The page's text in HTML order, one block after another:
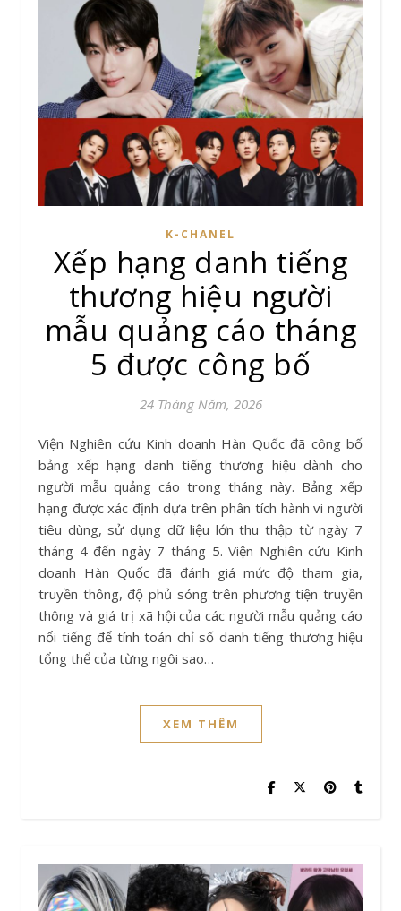
K-CHANEL
Xếp hạng danh tiếng
thương hiệu người
mẫu quảng cáo tháng
5 được công bố
24 Tháng Năm, 2026
Viện Nghiên cứu Kinh doanh Hàn Quốc đã công bố
bảng xếp hạng danh tiếng thương hiệu dành cho
người mẫu quảng cáo trong tháng này. Bảng xếp
hạng được xác định dựa trên phân tích hành vi người
tiêu dùng, sử dụng dữ liệu lớn thu thập từ ngày 7
tháng 4 đến ngày 7 tháng 5. Viện Nghiên cứu Kinh
doanh Hàn Quốc đã đánh giá mức độ tham gia,
truyền thông, độ phủ sóng trên phương tiện truyền
thông và giá trị xã hội của các người mẫu quảng cáo
nổi tiếng để tính toán chỉ số danh tiếng thương hiệu
tổng thể của từng ngôi sao…
XEM THÊM